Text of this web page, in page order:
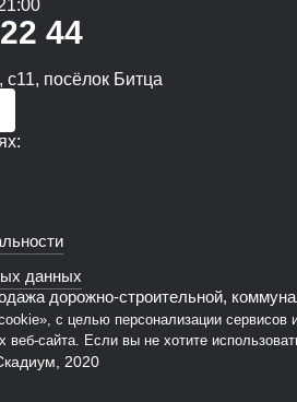
44
посёлок Битца
данных
дорожно-строительной,
с целью персонализации
сайта. Если вы не хотите
2020